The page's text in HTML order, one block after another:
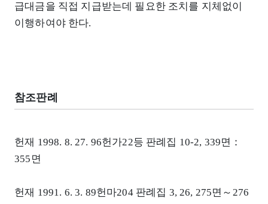
급대금을 직접 지급받는데 필요한 조치를 지체없이
이행하여야 한다.
참조판례
헌재 1998. 8. 27. 96헌가22등 판례집 10-2, 339면：
355면
헌재 1991. 6. 3. 89헌마204 판례집 3, 26, 275면～276